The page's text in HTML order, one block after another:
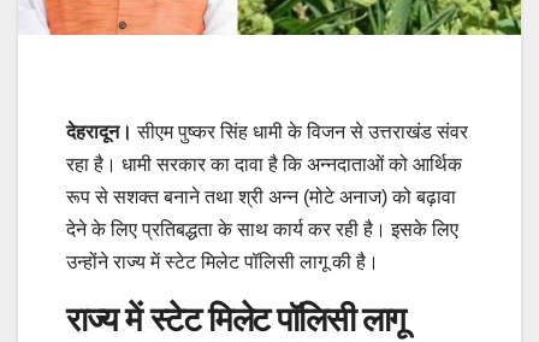
देहरादून।सीएम पुष्कर सिंह धामी के विजन से उत्तराखंड संवर
रहा है। धामी सरकार का दावा है कि अन्नदाताओं को आर्थिक
रूप से सशक्त बनाने तथा श्री अन्न (मोटे अनाज) को बढ़ावा
देने के लिए प्रतिबद्धता के साथ कार्य कर रही है। इसके लिए
उन्होंने राज्य में स्टेट मिलेट पॉलिसी लागू की है।
राज्य में स्टेट मिलेट पॉलिसी लागू